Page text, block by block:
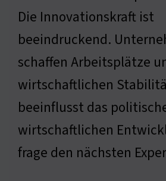
Die Innovationskraft ist
beeindruckend.
schaffen Arbeitsplätze
wirtschaftlichen
beeinflusst das
wirtschaftlichen
frage den nächsten